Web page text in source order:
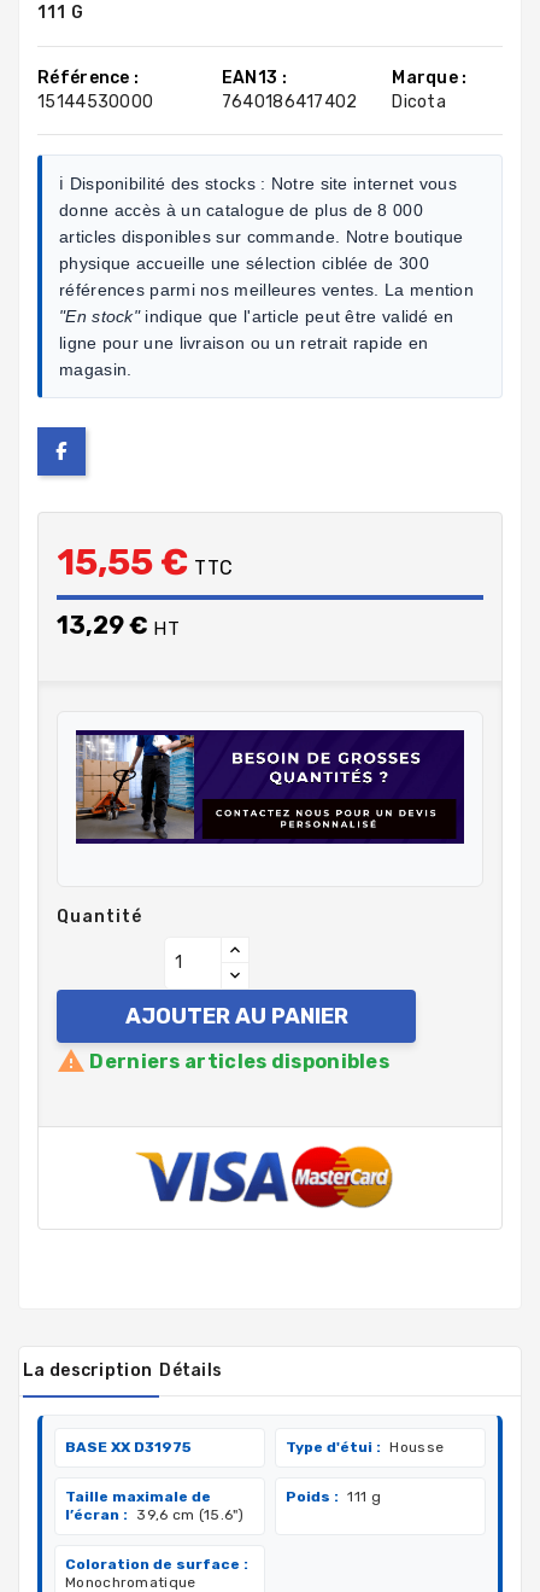
111 G
Référence :
15144530000
EAN13 :
7640186417402
Marque :
Dicota
ℹ️ Disponibilité des stocks : Notre site internet vous
donne accès à un catalogue de plus de 8 000
articles disponibles sur commande. Notre boutique
physique accueille une sélection ciblée de 300
références parmi nos meilleures ventes. La mention
"En stock"indique que l'article peut être validé en
ligne pour une livraison ou un retrait rapide en
magasin.
15,55 € TTC
13,29 € HT
Quantité
AJOUTER AU PANIER
 Derniers articles disponibles
La description Détails
BASE XX D31975 Type d'étui : Housse
Taille maximale de
l’écran :
39,6 cm (15.6")
Poids : 111 g
Coloration de surface :
Monochromatique